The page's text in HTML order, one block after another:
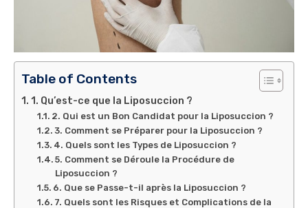
Table of Contents
1. Qu’est-ce que la Liposuccion ?
2. Qui est un Bon Candidat pour la Liposuccion ?
3. Comment se Préparer pour la Liposuccion ?
4. Quels sont les Types de Liposuccion ?
5. Comment se Déroule la Procédure de
Liposuccion ?
6. Que se Passe-t-il après la Liposuccion ?
7. Quels sont les Risques et Complications de la